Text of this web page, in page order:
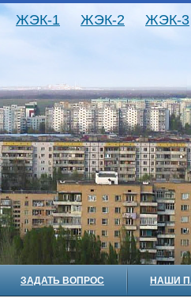
ЖЭК-1 ЖЭК-2 ЖЭК-3
ЗАДАТЬ ВОПРОС НАШИ